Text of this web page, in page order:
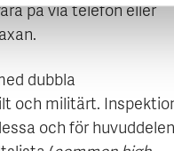
på via telefon eller
dubbla
och militärt.
och för